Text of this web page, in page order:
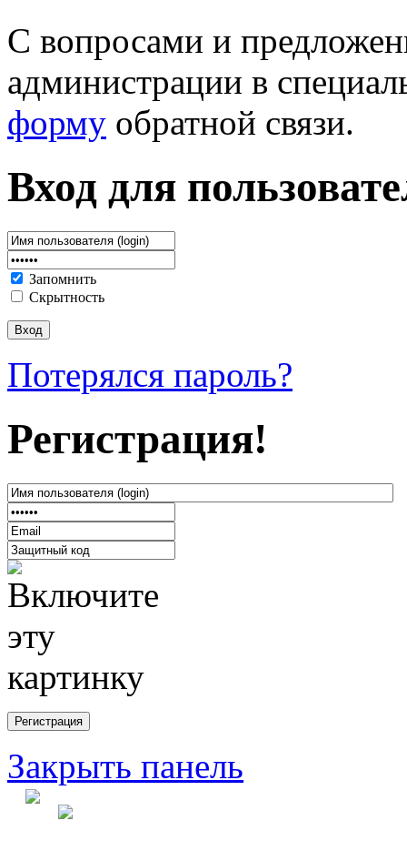
С вопросами и
администрации в
форму обратной связи.
Вход для
Запомнить
Скрытность
Потерялся пароль?
Регистрация!
Закрыть панель